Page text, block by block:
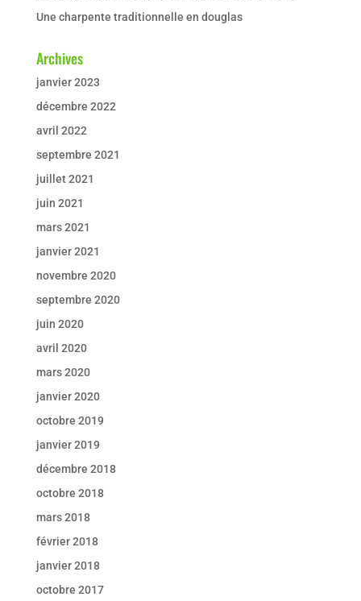
Une charpente traditionnelle en douglas
Archives
janvier 2023
décembre 2022
avril 2022
septembre 2021
juillet 2021
juin 2021
mars 2021
janvier 2021
novembre 2020
septembre 2020
juin 2020
avril 2020
mars 2020
janvier 2020
octobre 2019
janvier 2019
décembre 2018
octobre 2018
mars 2018
février 2018
janvier 2018
octobre 2017